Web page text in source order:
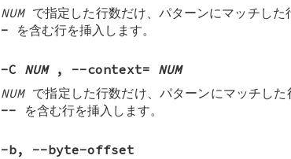
NUMで指定した行数だけ、パターンにマッチした
- を含む行を挿入します。
-C NUM , --context= NUM
NUMで指定した行数だけ、パターンにマッチした
-- を含む行を挿入します。
-b, --byte-offset